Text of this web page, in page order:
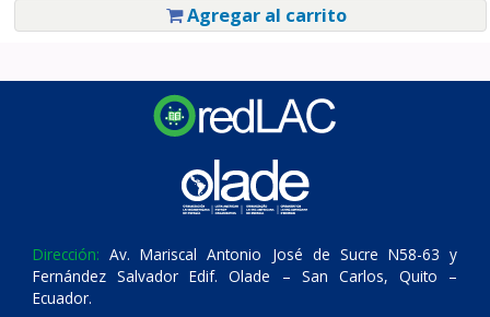
Agregar al carrito
Dirección: Av. Mariscal Antonio José de Sucre N58-63 y
Fernández Salvador Edif. Olade – San Carlos, Quito –
Ecuador.